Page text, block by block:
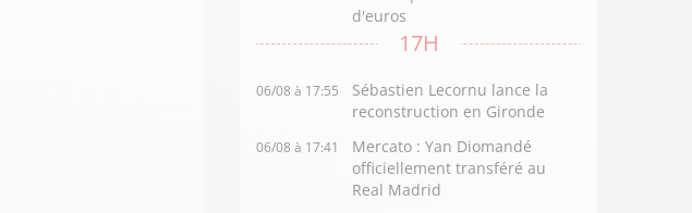
d'euros
17H
06/08 à 17:55
Sébastien Lecornu lance la
reconstruction en Gironde
06/08 à 17:41
Mercato : Yan Diomandé
officiellement transféré au
Real Madrid